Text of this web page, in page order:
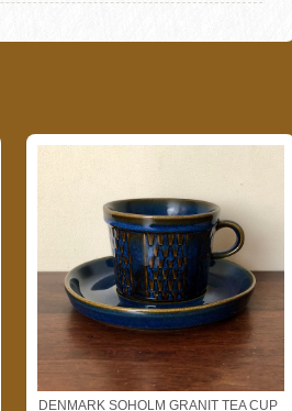
DENMARK SOHOLM GRANIT TEA CUP